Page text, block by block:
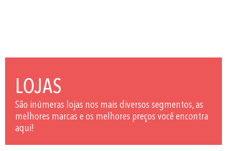
LOJAS
São inúmeras lojas nos mais diversos segmentos, as
melhores marcas e os melhores preços você encontra
aqui!